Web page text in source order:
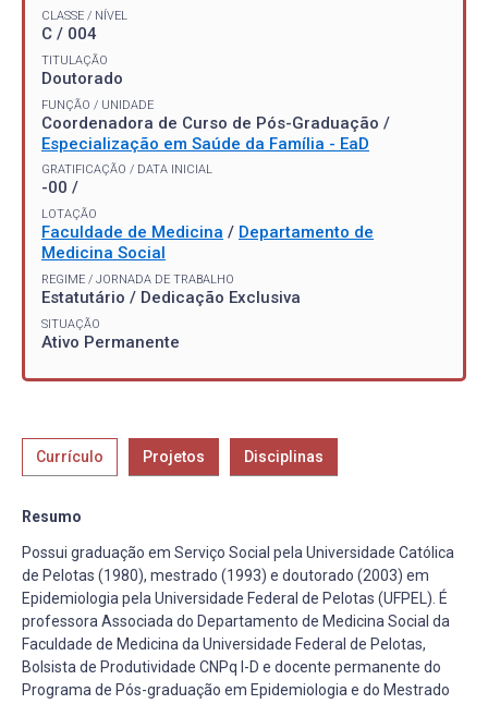
CLASSE / NÍVEL
C / 004
TITULAÇÃO
Doutorado
FUNÇÃO / UNIDADE
Coordenadora de Curso de Pós-Graduação /
Especialização em Saúde da Família - EaD
GRATIFICAÇÃO / DATA INICIAL
-00 /
LOTAÇÃO
Faculdade de Medicina / Departamento de
Medicina Social
REGIME / JORNADA DE TRABALHO
Estatutário / Dedicação Exclusiva
SITUAÇÃO
Ativo Permanente
Currículo Projetos Disciplinas
Resumo
Possui graduação em Serviço Social pela Universidade Católica
de Pelotas (1980), mestrado (1993) e doutorado (2003) em
Epidemiologia pela Universidade Federal de Pelotas (UFPEL). É
professora Associada do Departamento de Medicina Social da
Faculdade de Medicina da Universidade Federal de Pelotas,
Bolsista de Produtividade CNPq I-D e docente permanente do
Programa de Pós-graduação em Epidemiologia e do Mestrado